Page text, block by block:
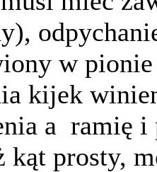
w
kijek
a ramię i
kąt prosty,